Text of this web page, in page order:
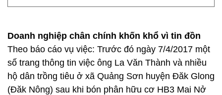
Doanh nghiệp chân chính khốn khổ vì tin đồn
Theo báo cáo vụ việc: Trước đó ngày 7/4/2017 một
số trang thông tin việc ông La Văn Thành và nhiều
hộ dân trồng tiêu ở xã Quảng Sơn huyện Đăk Glong
(Đăk Nông) sau khi bón phân hữu cơ HB3 Mai Nở